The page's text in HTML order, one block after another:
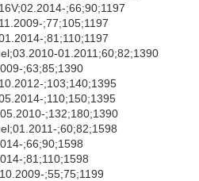
;66;90;1197
;77;105;1197
;81;110;1197
01.2011;60;82;1390
;63;85;1390
;103;140;1395
;110;150;1395
;132;180;1390
;60;82;1598
;66;90;1598
;81;110;1598
;55;75;1199